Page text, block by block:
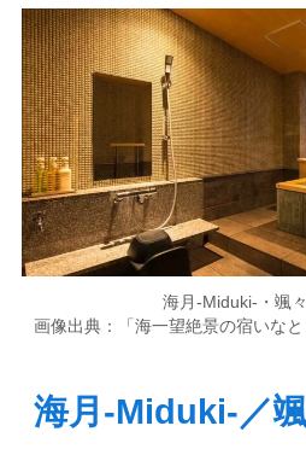
海月-Miduki-・颯
画像出典：「海一望絶景の宿いな
海月-Miduki-／